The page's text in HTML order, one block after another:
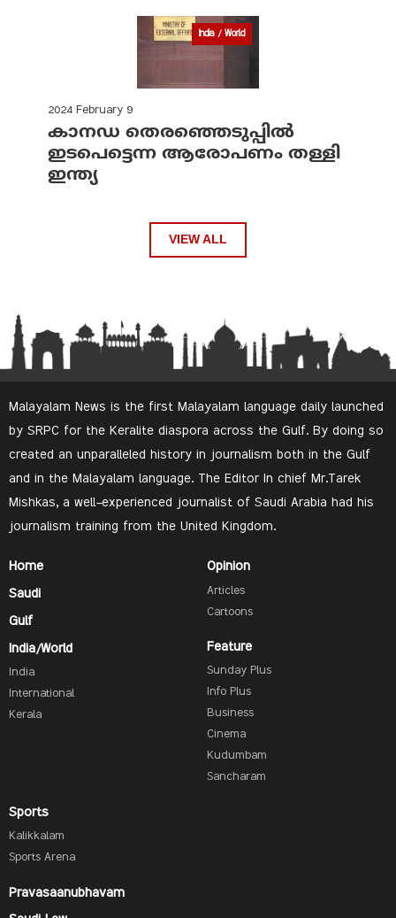
India / World
2024 February 9
കാനഡ തെരഞ്ഞെടുപ്പില്‍
ഇടപെട്ടെന്ന ആരോപണം തള്ളി
ഇന്ത്യ
VIEW ALL
Malayalam News is the first Malayalam language daily launched
by SRPC for the Keralite diaspora across the Gulf. By doing so
created an unparalleled history in journalism both in the Gulf
and in the Malayalam language. The Editor In chief Mr.Tarek
Mishkas, a well-experienced journalist of Saudi Arabia had his
journalism training from the United Kingdom.
Home
Saudi
Gulf
India/World
India
International
Kerala
Opinion
Articles
Cartoons
Feature
Sunday Plus
Info Plus
Business
Cinema
Kudumbam
Sancharam
Sports
Kalikkalam
Sports Arena
Pravasaanubhavam